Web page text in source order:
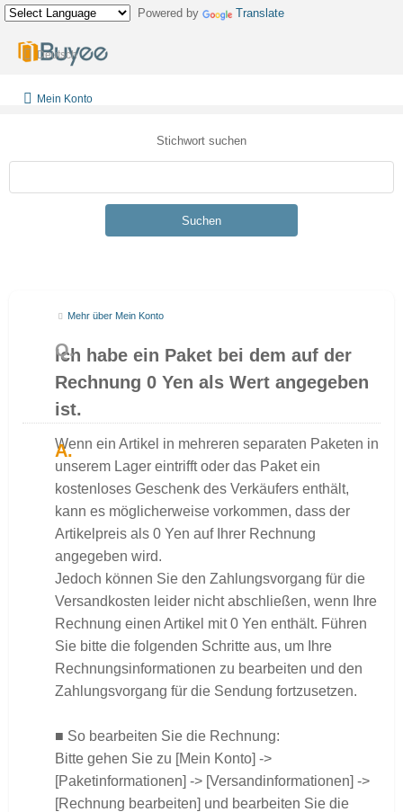
Powered by Translate
Deutsch
Mein Konto
Stichwort suchen
Suchen
Mehr über Mein Konto
Ich habe ein Paket bei dem auf der
Rechnung 0 Yen als Wert angegeben
ist.
Wenn ein Artikel in mehreren separaten Paketen in
unserem Lager eintrifft oder das Paket ein
kostenloses Geschenk des Verkäufers enthält,
kann es möglicherweise vorkommen, dass der
Artikelpreis als 0 Yen auf Ihrer Rechnung
angegeben wird.
Jedoch können Sie den Zahlungsvorgang für die
Versandkosten leider nicht abschließen, wenn Ihre
Rechnung einen Artikel mit 0 Yen enthält. Führen
Sie bitte die folgenden Schritte aus, um Ihre
Rechnungsinformationen zu bearbeiten und den
Zahlungsvorgang für die Sendung fortzusetzen.
■ So bearbeiten Sie die Rechnung:
Bitte gehen Sie zu [Mein Konto] ->
[Paketinformationen] -> [Versandinformationen] ->
[Rechnung bearbeiten] und bearbeiten Sie die